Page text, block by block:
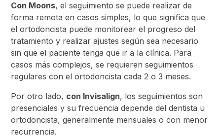
Con Moons, el seguimiento se puede realizar de
forma remota en casos simples, lo que significa que
el ortodoncista puede monitorear el progreso del
tratamiento y realizar ajustes según sea necesario
sin que el paciente tenga que ir a la clínica. Para
casos más complejos, se requieren seguimientos
regulares con el ortodoncista cada 2 o 3 meses.
Por otro lado, con Invisalign, los seguimientos son
presenciales y su frecuencia depende del dentista u
ortodoncista, generalmente mensuales o con menor
recurrencia.